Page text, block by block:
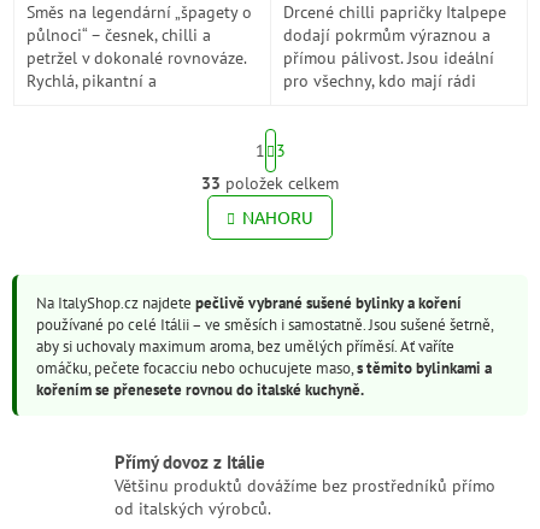
Směs na legendární „špagety o
půlnoci“ – česnek, chilli a
petržel v dokonalé rovnováze.
Rychlá, pikantní a
Drcené chilli papričky Italpepe
dodají pokrmům výraznou a
přímou pálivost. Jsou ideální
pro všechny, kdo mají rádi
podle chuti.
O
v
l
a
c
í
p
r
v
ý
S
t
r
á
n
k
á
n
í
1
3
33 položek celkem
NAHORU
Na ItalyShop.cz najdete pečlivě vybrané sušené bylinky a koření
používané po celé Itálii – ve směsích i samostatně. Jsou sušené šetrně,
aby si uchovaly maximum aroma, bez umělých příměsí. Ať vaříte
omáčku, pečete focacciu nebo ochucujete maso, s těmito bylinkami a
kořením se přenesete rovnou do italské kuchyně.
Přímý dovoz z Itálie
Většinu produktů dovážíme bez prostředníků přímo
od italských výrobců.